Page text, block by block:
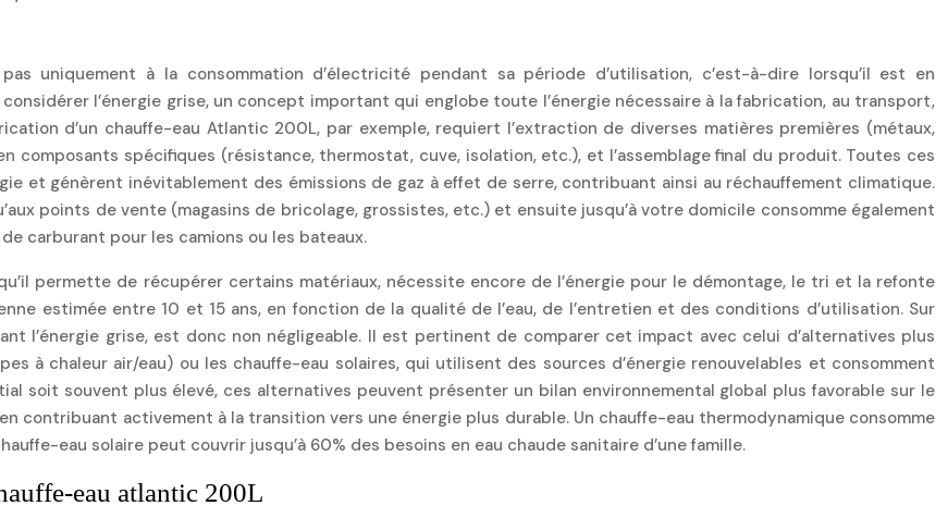
uniquement à la consommation d’électricité pendant sa période d’utilisation, c’est-à-dire lorsqu’il est en
l’énergie grise, un concept important qui englobe toute l’énergie nécessaire à la fabrication, au transport,
d’un chauffe-eau Atlantic 200L, par exemple, requiert l’extraction de diverses matières premières (métaux,
composants spécifiques (résistance, thermostat, cuve, isolation, etc.), et l’assemblage final du produit. Toutes ces
et génèrent inévitablement des émissions de gaz à effet de serre, contribuant ainsi au réchauffement climatique.
points de vente (magasins de bricolage, grossistes, etc.) et ensuite jusqu’à votre domicile consomme également
carburant pour les camions ou les bateaux.
permette de récupérer certains matériaux, nécessite encore de l’énergie pour le démontage, le tri et la refonte
estimée entre 10 et 15 ans, en fonction de la qualité de l’eau, de l’entretien et des conditions d’utilisation. Sur
l’énergie grise, est donc non négligeable. Il est pertinent de comparer cet impact avec celui d’alternatives plus
à chaleur air/eau) ou les chauffe-eau solaires, qui utilisent des sources d’énergie renouvelables et consomment
soit souvent plus élevé, ces alternatives peuvent présenter un bilan environnemental global plus favorable sur le
contribuant activement à la transition vers une énergie plus durable. Un chauffe-eau thermodynamique consomme
eau solaire peut couvrir jusqu’à 60% des besoins en eau chaude sanitaire d’une famille.
eau atlantic 200L